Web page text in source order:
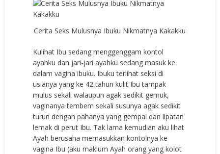
Cerita Seks Mulusnya Ibuku Nikmatnya Kakakku
Kulihat Ibu sedang menggenggam kontol
ayahku dan jari-jari ayahku sedang masuk ke
dalam vagina ibuku. Ibuku terlihat seksi di
usianya yang ke 42 tahun kulit Ibu tampak
mulus sekali walaupun agak sedikit gemuk,
vaginanya tembem sekali susunya agak sedikit
turun dengan pahanya yang gempal dan lipatan
lemak di perut Ibu. Tak lama kemudian aku lihat
Ayah berusaha memasukkan kontolnya ke
vagina Ibu (aku maklum Ayah orang yang kolot